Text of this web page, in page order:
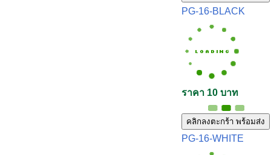
PG-16-BLACK
ราคา 10 บาท
คลิกลงตะกร้า พร้อมส่ง
PG-16-WHITE